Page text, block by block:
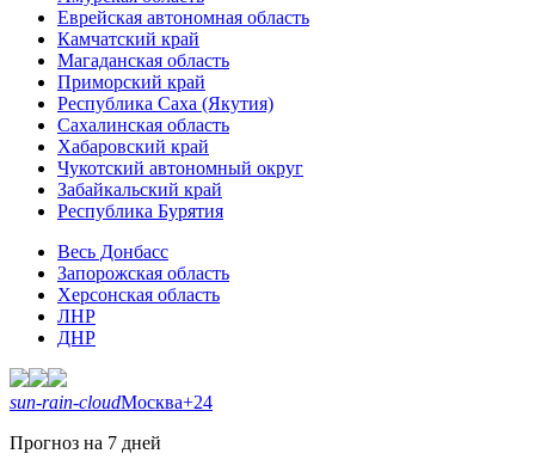
Еврейская автономная область
Камчатский край
Магаданская область
Приморский край
Республика Саха (Якутия)
Сахалинская область
Хабаровский край
Чукотский автономный округ
Забайкальский край
Республика Бурятия
Весь Донбасс
Запорожская область
Херсонская область
ЛНР
ДНР
sun-rain-cloudМосква+24
Прогноз на 7 дней